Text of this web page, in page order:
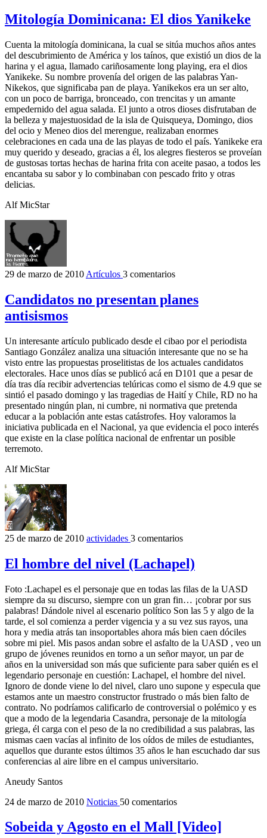
Mitología Dominicana: El dios Yanikeke
Cuenta la mitología dominicana, la cual se sitúa muchos años antes
del descubrimiento de América y los taínos, que existió un dios de la
harina y el agua, llamado cariñosamente long playing, era el dios
Yanikeke. Su nombre provenía del origen de las palabras Yan-
Nikekos, que significaba pan de playa. Yanikekos era un ser alto,
con un poco de barriga, bronceado, con trencitas y un amante
empedernido del agua salada. El junto a otros dioses disfrutaban de
la belleza y majestuosidad de la isla de Quisqueya, Domingo, dios
del ocio y Meneo dios del merengue, realizaban enormes
celebraciones en cada una de las playas de todo el país. Yanikeke era
muy querido y deseado, gracias a él, los alegres fiesteros se proveían
de gustosas tortas hechas de harina frita con aceite pasao, a todos les
encantaba su sabor y lo combinaban con pescado frito y otras
delicias.
Alf MicStar
29 de marzo de 2010 Artículos 3 comentarios
Candidatos no presentan planes
antisismos
Un interesante artículo publicado desde el cibao por el periodista
Santiago González analiza una situación interesante que no se ha
visto entre las propuestas proselitistas de los actuales candidatos
electorales. Hace unos días se publicó acá en D101 que a pesar de
día tras día recibir advertencias telúricas como el sismo de 4.9 que se
sintió el pasado domingo y las tragedias de Haití y Chile, RD no ha
presentado ningún plan, ni cumbre, ni normativa que pretenda
educar a la población ante estas catástrofes. Hoy valoramos la
iniciativa publicada en el Nacional, ya que evidencia el poco interés
que existe en la clase política nacional de enfrentar un posible
terremoto.
Alf MicStar
25 de marzo de 2010 actividades 3 comentarios
El hombre del nivel (Lachapel)
Foto :Lachapel es el personaje que en todas las filas de la UASD
siempre da su discurso, siempre con un gran fin… ¡cobrar por sus
palabras! Dándole nivel al escenario político Son las 5 y algo de la
tarde, el sol comienza a perder vigencia y a su vez sus rayos, una
hora y media atrás tan insoportables ahora más bien caen dóciles
sobre mi piel. Mis pasos andan sobre el asfalto de la UASD , veo un
grupo de jóvenes reunidos en torno a un señor mayor, un par de
años en la universidad son más que suficiente para saber quién es el
legendario personaje en cuestión: Lachapel, el hombre del nivel.
Ignoro de donde viene lo del nivel, claro uno supone y especula que
estamos ante un maestro constructor frustrado o más bien falto de
contrato. No podríamos calificarlo de controversial o polémico y es
que a modo de la legendaria Casandra, personaje de la mitología
griega, él carga con el peso de la no credibilidad a sus palabras, las
mismas caen vacías al infinito de los oídos de miles de estudiantes,
aquellos que durante estos últimos 35 años le han escuchado dar sus
conferencias al aire libre en el campus universitario.
Aneudy Santos
24 de marzo de 2010 Noticias 50 comentarios
Sobeida y Agosto en el Mall [Video]